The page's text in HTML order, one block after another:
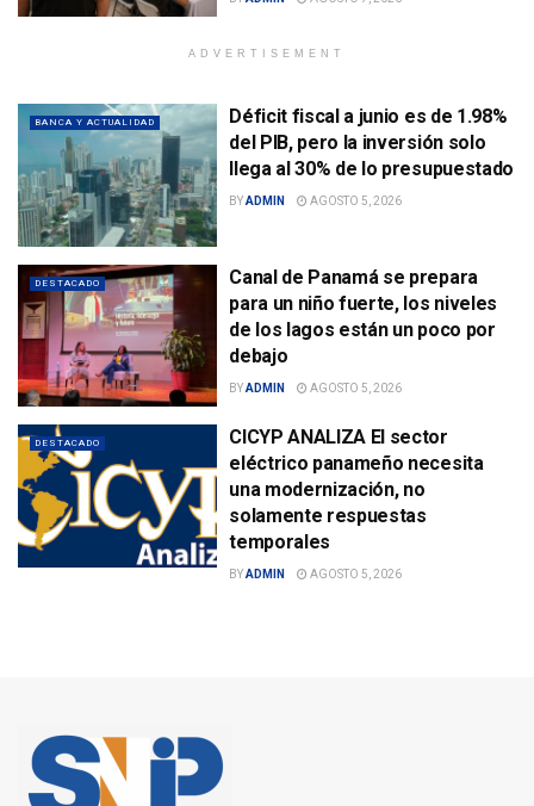
ADVERTISEMENT
BANCA Y ACTUALIDAD
Déficit fiscal a junio es de 1.98%
del PIB, pero la inversión solo
llega al 30% de lo presupuestado
BYADMIN AGOSTO 5, 2026
DESTACADO
Canal de Panamá se prepara
para un niño fuerte, los niveles
de los lagos están un poco por
debajo
BYADMIN AGOSTO 5, 2026
DESTACADO
CICYP ANALIZA El sector
eléctrico panameño necesita
una modernización, no
solamente respuestas
temporales
BYADMIN AGOSTO 5, 2026